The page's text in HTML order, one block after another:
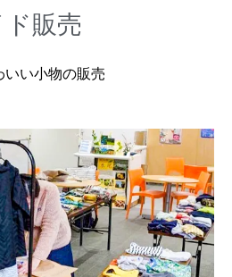
販売
いい小物の販売